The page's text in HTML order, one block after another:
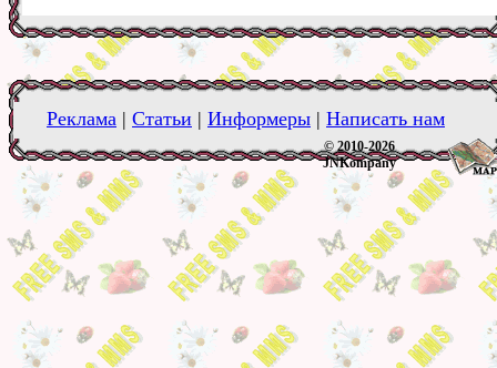
Реклама | Статьи | Информеры | Написать нам
© 2010-2026
JNKompany